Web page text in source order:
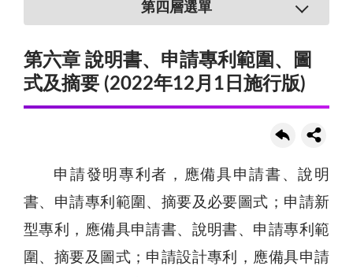
第四層選單
第六章 說明書、申請專利範圍、圖
式及摘要 (2022年12月1日施行版)
申請發明專利者，應備具申請書、說明
書、申請專利範圍、摘要及必要圖式；申請新
型專利，應備具申請書、說明書、申請專利範
圍、摘要及圖式；申請設計專利，應備具申請